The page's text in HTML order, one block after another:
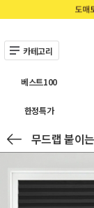
카테고리
베스트100
한정특가